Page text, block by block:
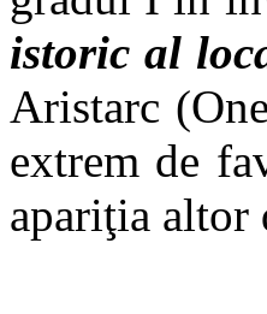
istoric al
Aristarc
extrem de
apariţia altor